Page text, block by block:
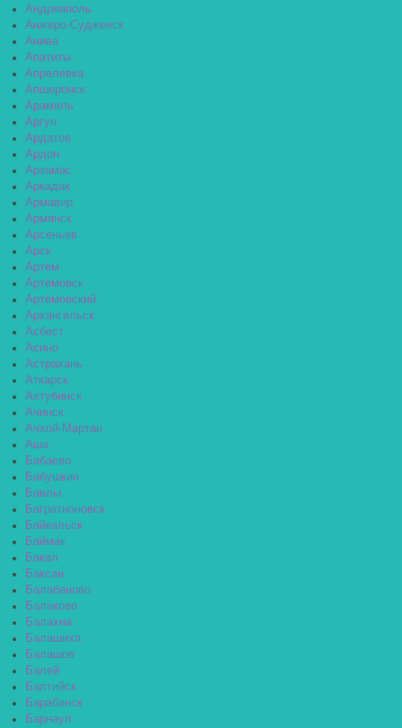
Андреаполь
Анжеро-Судженск
Анива
Апатиты
Апрелевка
Апшеронск
Арамиль
Аргун
Ардатов
Ардон
Арзамас
Аркадак
Армавир
Армянск
Арсеньев
Арск
Артём
Артёмовск
Артёмовский
Архангельск
Асбест
Асино
Астрахань
Аткарск
Ахтубинск
Ачинск
Ачхой-Мартан
Аша
Бабаево
Бабушкин
Бавлы
Багратионовск
Байкальск
Баймак
Бакал
Баксан
Балабаново
Балаково
Балахна
Балашиха
Балашов
Балей
Балтийск
Барабинск
Барнаул